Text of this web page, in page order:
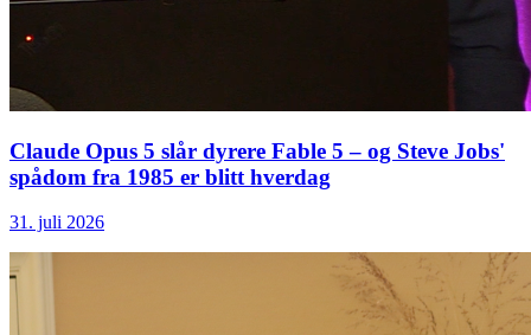
Claude Opus 5 slår dyrere Fable 5 – og Steve Jobs'
spådom fra 1985 er blitt hverdag
31. juli 2026